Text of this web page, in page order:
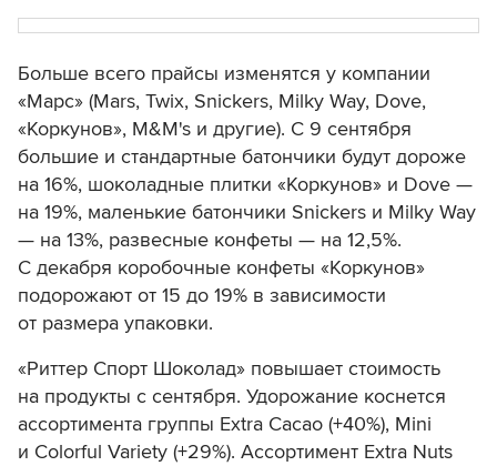
Больше всего прайсы изменятся у компании
«Марс» (Mars, Twix, Snickers, Milky Way, Dove,
«Коркунов», M&M's и другие). С 9 сентября
большие и стандартные батончики будут дороже
на 16%, шоколадные плитки «Коркунов» и Dove —
на 19%, маленькие батончики Snickers и Milky Way
— на 13%, развесные конфеты — на 12,5%.
С декабря коробочные конфеты «Коркунов»
подорожают от 15 до 19% в зависимости
от размера упаковки.
«Риттер Спорт Шоколад» повышает стоимость
на продукты с сентября. Удорожание коснется
ассортимента группы Extra Cacao (+40%), Mini
и Colorful Variety (+29%). Ассортимент Extra Nuts